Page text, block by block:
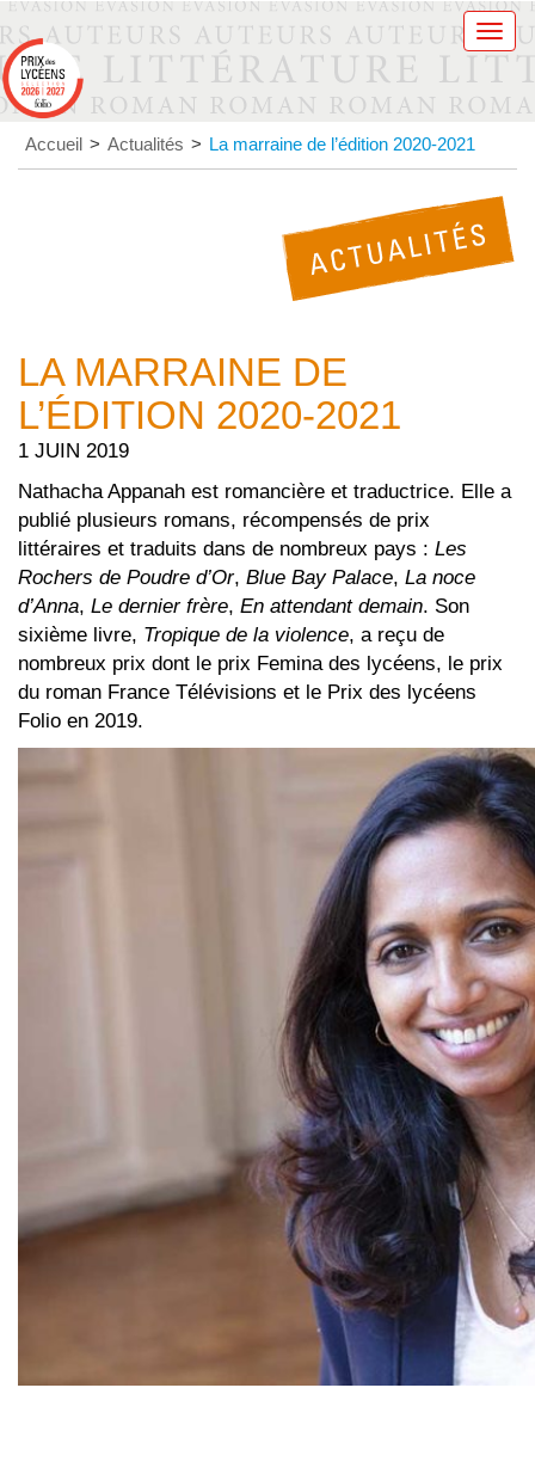
Accueil > Actualités > La marraine de l’édition 2020-2021
LA MARRAINE DE
L’ÉDITION 2020-2021
1 JUIN 2019
Nathacha Appanah est romancière et traductrice. Elle a
publié plusieurs romans, récompensés de prix
littéraires et traduits dans de nombreux pays : Les
Rochers de Poudre d’Or, Blue Bay Palace, La noce
d’Anna, Le dernier frère, En attendant demain. Son
sixième livre, Tropique de la violence, a reçu de
nombreux prix dont le prix Femina des lycéens, le prix
du roman France Télévisions et le Prix des lycéens
Folio en 2019.